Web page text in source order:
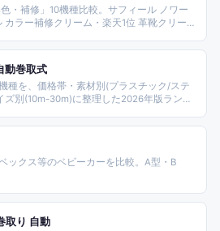
・補修」10機種比較。サフィール ノワー
カラー補修クリーム・楽天1位 革靴クリー
ーリペア・革の達人 250g・M.MOWBRAY
2026年版整理。
動巻取式
種を、価格帯・素材別(プラスチック/ステ
別(10m-30m)に整理した2026年版ランキ
ーカーから、家庭菜園・洗車・園芸・ベラ
ックス等のベビーカーを比較。A型・B
取り 自動